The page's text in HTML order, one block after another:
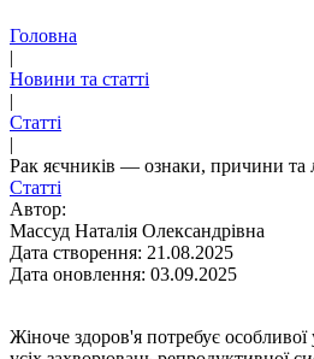
Головна
|
Новини та статті
|
Статті
|
Рак яєчників — ознаки, причини та
Статті
Автор:
Массуд Наталія Олександрівна
Дата створення: 21.08.2025
Дата оновлення: 03.09.2025
Жіноче здоров'я потребує